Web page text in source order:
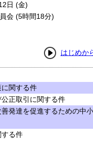
日 (金)
会 (5時間18分)
はじめか
関する件
正取引に関する件
発達を促進するための中
る件